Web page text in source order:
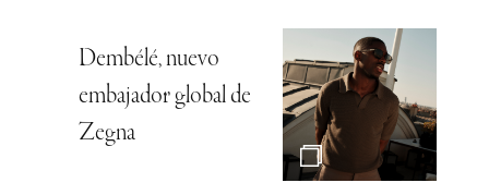
Dembélé, nuevo
embajador global de
Zegna